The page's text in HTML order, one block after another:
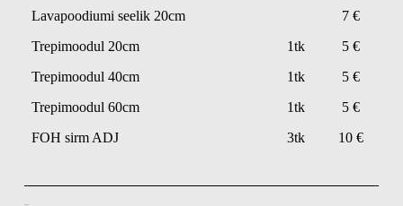
Lavapoodiumi seelik 20cm
7 €
Trepimoodul 20cm
1tk
5 €
Trepimoodul 40cm
1tk
5 €
Trepimoodul 60cm
1tk
5 €
FOH sirm ADJ
3tk 10 €